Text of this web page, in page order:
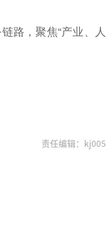
路，聚焦“产业、人
责任编辑：kj005